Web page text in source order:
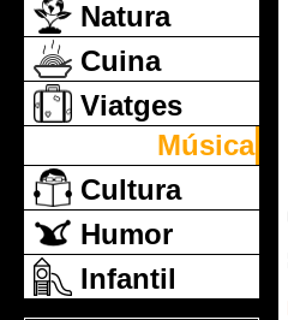
Natura
Cuina
Viatges
Música
Cultura
Humor
Infantil